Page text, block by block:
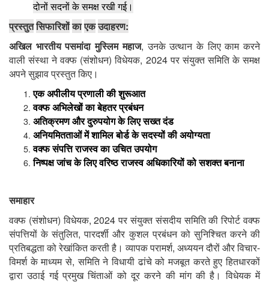
दोनों सदनों के समक्ष रखी गई।
प्रस्तुत सिफारिशों का एक उदाहरण:
अखिल भारतीय पसमांदा मुस्लिम महाज,उनके उत्थान के लिए काम करने
वाली संस्था ने वक्फ (संशोधन)विधेयक, 2024पर संयुक्त समिति के समक्ष
अपने सुझाव प्रस्तुत किए।
एक अपीलीय प्रणाली की शुरूआत
वक्फ अभिलेखों का बेहतर प्रबंधन
अतिक्रमण और दुरुपयोग के लिए सख्त दंड
अनियमितताओं में शामिल बोर्ड के सदस्यों की अयोग्यता
वक्फ संपत्ति राजस्व का उचित उपयोग
निष्पक्ष जांच के लिए वरिष्ठ राजस्व अधिकारियों को सशक्त बनाना
समाहार
वक्फ (संशोधन)विधेयक, 2024पर संयुक्त संसदीय समिति की रिपोर्ट वक्फ
संपत्तियों के संतुलित,पारदर्शी और कुशल प्रबंधन को सुनिश्चित करने की
प्रतिबद्धता को रेखांकित करती है। व्यापक परामर्श, अध्ययन दौरों और विचार-
विमर्श के माध्यम से,समिति ने विधायी ढांचे को मजबूत करते हुए हितधारकों
द्वारा उठाई गई प्रमुख चिंताओं को दूर करने की मांग की है। विधेयक में